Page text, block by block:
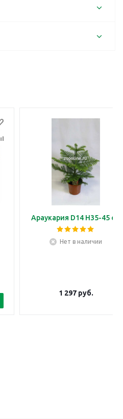
Араукария D14 H35-45 см
Нет в наличии
1 297руб.